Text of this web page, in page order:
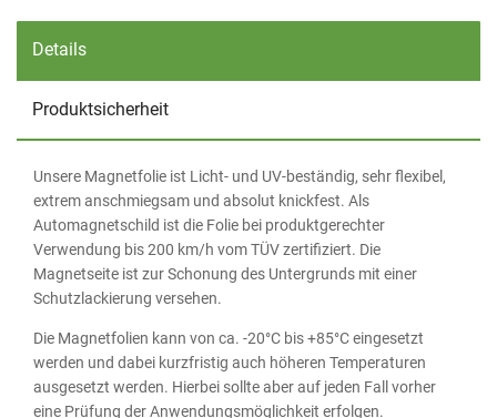
Details
Produktsicherheit
Unsere Magnetfolie ist Licht- und UV-beständig, sehr flexibel,
extrem anschmiegsam und absolut knickfest. Als
Automagnetschild ist die Folie bei produktgerechter
Verwendung bis 200 km/h vom TÜV zertifiziert. Die
Magnetseite ist zur Schonung des Untergrunds mit einer
Schutzlackierung versehen.
Die Magnetfolien kann von ca. -20°C bis +85°C eingesetzt
werden und dabei kurzfristig auch höheren Temperaturen
ausgesetzt werden. Hierbei sollte aber auf jeden Fall vorher
eine Prüfung der Anwendungsmöglichkeit erfolgen.